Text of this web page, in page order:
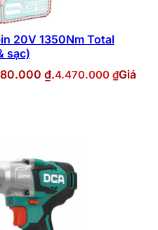
20V 1350Nm Total
sạc)
₫.4.470.000 ₫Giá